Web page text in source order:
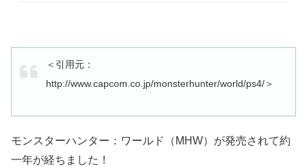
＜引用元：
http://www.capcom.co.jp/monsterhunter/world/ps4/＞
モンスターハンター：ワールド（MHW）が発売されて約
一年が経ちました！